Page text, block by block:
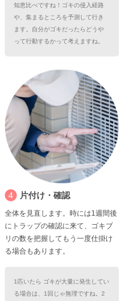
知恵比べですね！ゴキの侵入経路
や、集まるところを予測して行き
ます。自分がゴキだったらどうや
って行動するかって考えますね。
4 片付け・確認
全体を見直します。時には1週間後
にトラップの確認に来て、ゴキブ
リの数を把握してもう一度仕掛け
る場合もあります。
1匹いたら ゴキが大量に発生してい
る場合は、1回じゃ無理ですね。2